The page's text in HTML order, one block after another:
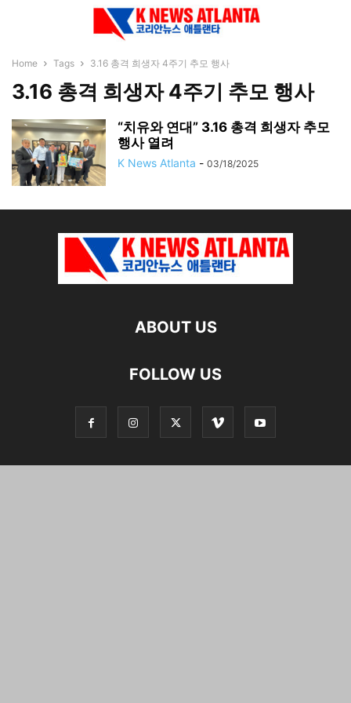
Home Tags 3.16 총격 희생자 4주기 추모 행사
3.16 총격 희생자 4주기 추모 행사
“치유와 연대” 3.16 총격 희생자 추모
행사 열려
K News Atlanta - 03/18/2025
ABOUT US
FOLLOW US